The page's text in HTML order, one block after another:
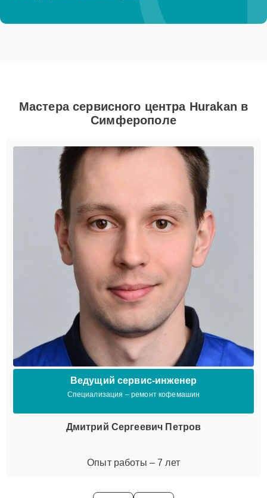
Мастера сервисного центра Hurakan в
Симферополе
Ведущий сервис-инженер
Специализация – ремонт кофемашин
Дмитрий Сергеевич Петров
Опыт работы – 7 лет